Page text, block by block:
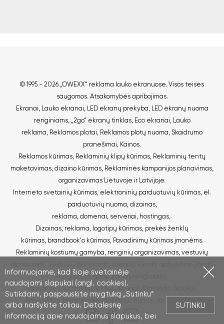
Informuojame, kad šioje svetainėje
naudojami slapukai (angl. cookies).
Sutikdami, paspauskite mygtuką „Sutinku“
arba naršykite toliau. Detalesnę
informaciją apie naudojamus slapukus, bei
SUTINKU
© 1995 - 2026 „OWEXX“ reklama lauko ekranuose. Visos teisės
saugomos. Atsakomybės apribojimas.
Ekranai, Lauko ekranai, LED ekranų prekyba, LED ekranų nuoma
renginiams, „2go“ ekranų tinklas, Eco ekranai, Lauko
reklama, Reklamos plotai, Reklamos plotų nuoma, Skaidrumo
pranešimai, Kainos.
Reklamos kūrimas, Reklaminių klipų kūrimas, Reklaminių tentų
maketavimas, dizaino kūrimas, Reklaminės kampanijos planavimas,
organizavimas Lietuvoje ir Latvijoje.
Interneto svetainių kūrimas, elektroninių parduotuvių kūrimas, el.
parduotuvių nuoma, dizainas,
reklama, domenai, serveriai, hostingas,.
Dizainas, reklama, logotipų kūrimas, prekės ženklų
kūrimas, brandbook'o kūrimas, Pavadinimų kūrimas įmonėms.
Reklaminių kostiumų gamyba, renginių organizavimas, vestuvių
renginiams ,garso įranga renginiams
Apie mus
Kontaktai Kaunas
Panevėžys
Marijampolė ,Mažeikiai